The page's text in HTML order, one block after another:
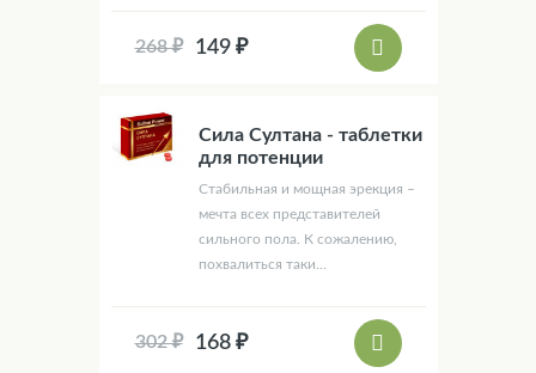
268 ₽ 149 ₽
Сила Султана - таблетки
для потенции
Стабильная и мощная эрекция –
мечта всех представителей
сильного пола. К сожалению,
похвалиться таки...
302 ₽ 168 ₽